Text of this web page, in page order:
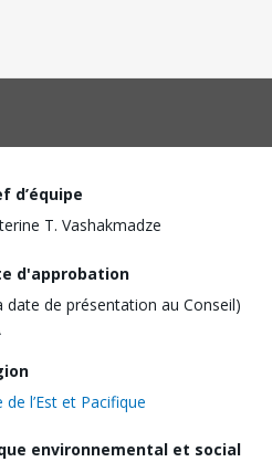
d’équipe
T. Vashakmadze
d'approbation
date de présentation au Conseil)
de l’Est et Pacifique
environnemental et social